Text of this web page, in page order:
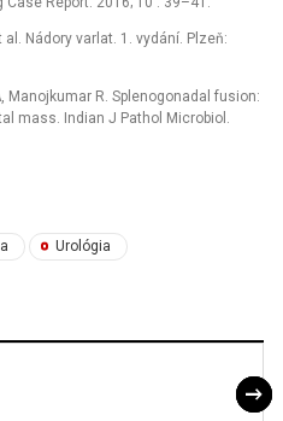
al. Nádory varlat. 1. vydání. Plzeň:
Manojkumar R. Splenogonadal fusion:
mass. Indian J Pathol Microbiol.
Urológia